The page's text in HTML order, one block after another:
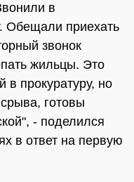
в
Обещали приехать
звонок
жильцы. Это
прокуратуру, но
готовы
- поделился
в ответ на первую